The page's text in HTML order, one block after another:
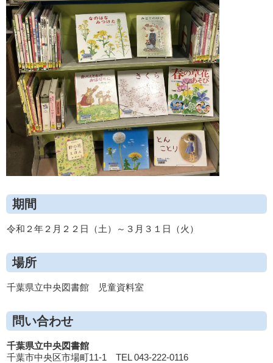
期間
令和２年２月２２日（土）～３月３１日（火）
場所
千葉県立中央図書館 児童資料室
問い合わせ
千葉県立中央図書館
千葉市中央区市場町11-1 TEL 043-222-0116